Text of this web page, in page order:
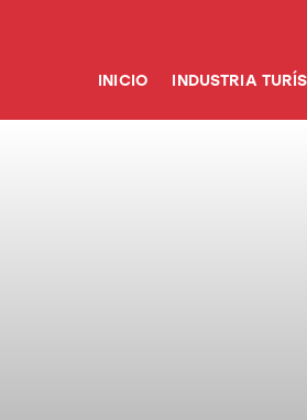
INICIO INDUSTRIA